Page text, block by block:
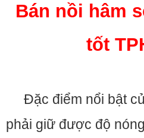
Bán nồi hâm
tốt
Đặc điểm nổi bật
phải giữ được độ